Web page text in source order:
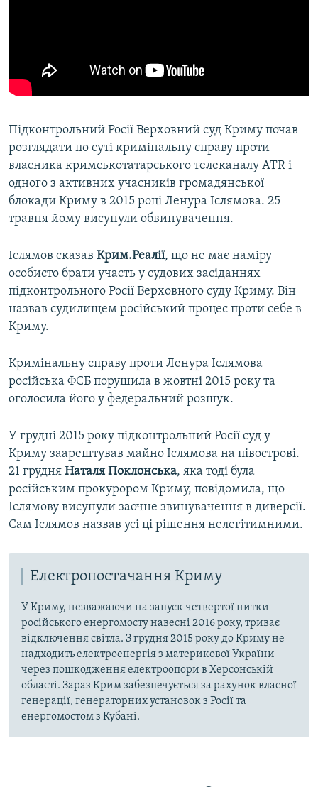
Підконтрольний Росії Верховний суд Криму почав
розглядати по суті кримінальну справу проти
власника кримськотатарського телеканалу ATR і
одного з активних учасників громадянської
блокади Криму в 2015 році Ленура Іслямова. 25
травня йому висунули обвинувачення.
Іслямов сказав Крим.Реалії, що не має наміру
особисто брати участь у судових засіданнях
підконтрольного Росії Верховного суду Криму. Він
назвав судилищем російський процес проти себе в
Криму.
Кримінальну справу проти Ленура Іслямова
російська ФСБ порушила в жовтні 2015 року та
оголосила його у федеральний розшук.
У грудні 2015 року підконтрольний Росії суд у
Криму заарештував майно Іслямова на півострові.
21 грудня Наталя Поклонська, яка тоді була
російським прокурором Криму, повідомила, що
Іслямову висунули заочне звинувачення в диверсії.
Сам Іслямов назвав усі ці рішення нелегітимними.
Електропостачання Криму
У Криму, незважаючи на запуск четвертої нитки
російського енергомосту навесні 2016 року, триває
відключення світла. З грудня 2015 року до Криму не
надходить електроенергія з материкової України
через пошкодження електроопори в Херсонській
області. Зараз Крим забезпечується за рахунок власної
генерації, генераторних установок з Росії та
енергомостом з Кубані.